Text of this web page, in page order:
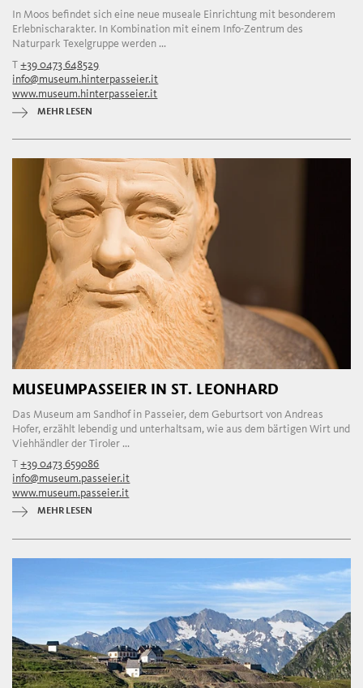
In Moos befindet sich eine neue museale Einrichtung mit besonderem
Erlebnischarakter. In Kombination mit einem Info-Zentrum des
Naturpark Texelgruppe werden ...
T+39 0473 648529
info@museum.hinterpasseier.it
www.museum.hinterpasseier.it
MEHR LESEN
MUSEUMPASSEIER IN ST. LEONHARD
Das Museum am Sandhof in Passeier, dem Geburtsort von Andreas
Hofer, erzählt lebendig und unterhaltsam, wie aus dem bärtigen Wirt und
Viehhändler der Tiroler ...
T+39 0473 659086
info@museum.passeier.it
www.museum.passeier.it
MEHR LESEN